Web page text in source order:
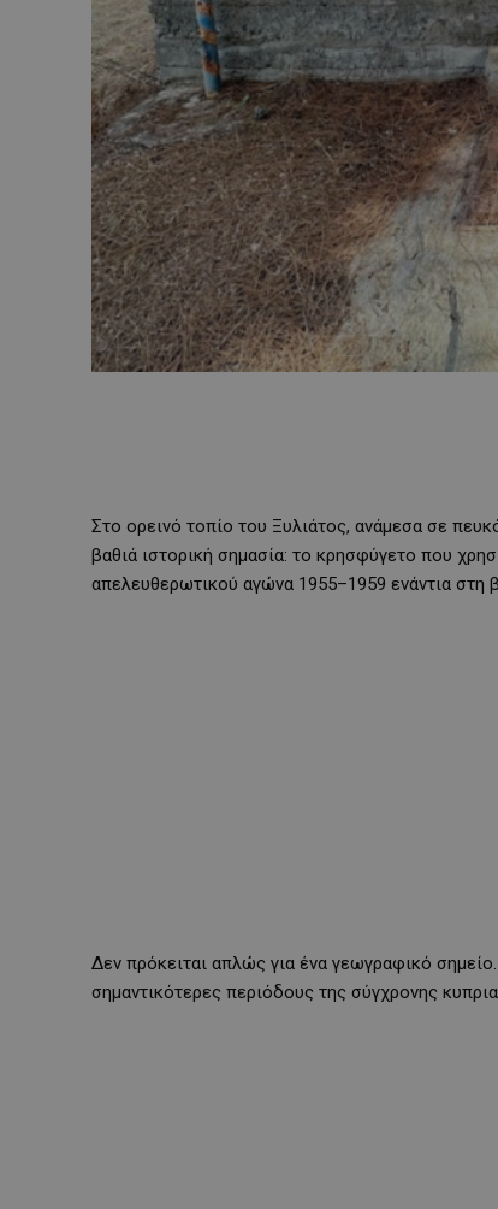
Στο ορεινό τοπίο του Ξυλιάτος, ανάμεσα σε
βαθιά ιστορική σημασία: το κρησφύγετο που
απελευθερωτικού αγώνα 1955–1959 ενάντια στη
Δεν πρόκειται απλώς για ένα γεωγραφικό
σημαντικότερες περιόδους της σύγχρονης